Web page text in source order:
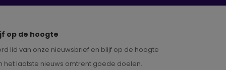
op de hoogte
lid van onze nieuwsbrief en blijf op de hoogte
het laatste nieuws omtrent goede doelen.